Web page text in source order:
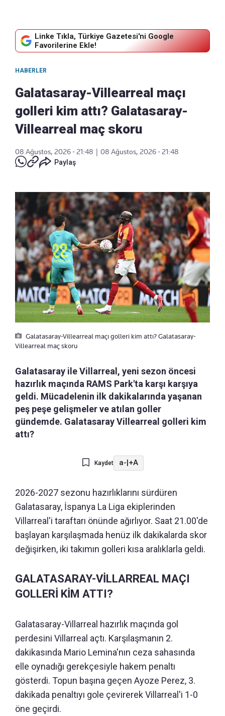
Linke Tıkla, Türkiye Gazetesi'ni Google
Favorilerine Ekle!
HABERLER
Galatasaray-Villearreal maçı
golleri kim attı? Galatasaray-
Villearreal maç skoru
08 Ağustos, 2026 - 21:48
08 Ağustos, 2026 - 21:48
Paylaş
Galatasaray-Villearreal maçı golleri kim attı? Galatasaray-
Villearreal maç skoru
Galatasaray ile Villarreal, yeni sezon öncesi
hazırlık maçında RAMS Park'ta karşı karşıya
geldi. Mücadelenin ilk dakikalarında yaşanan
peş peşe gelişmeler ve atılan goller
gündemde. Galatasaray Villearreal golleri kim
attı?
Kaydet a-|+A
2026-2027 sezonu hazırlıklarını sürdüren
Galatasaray, İspanya La Liga ekiplerinden
Villarreal'i taraftarı önünde ağırlıyor. Saat 21.00'de
başlayan karşılaşmada henüz ilk dakikalarda skor
değişirken, iki takımın golleri kısa aralıklarla geldi.
GALATASARAY-VİLLARREAL MAÇI
GOLLERİ KİM ATTI?
Galatasaray-Villarreal hazırlık maçında gol
perdesini Villarreal açtı. Karşılaşmanın 2.
dakikasında Mario Lemina'nın ceza sahasında
elle oynadığı gerekçesiyle hakem penaltı
gösterdi. Topun başına geçen Ayoze Perez, 3.
dakikada penaltıyı gole çevirerek Villarreal'i 1-0
öne geçirdi.